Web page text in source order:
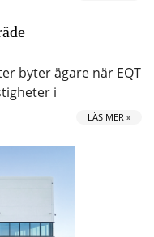
byter ägare när EQT
i
LÄS MER »